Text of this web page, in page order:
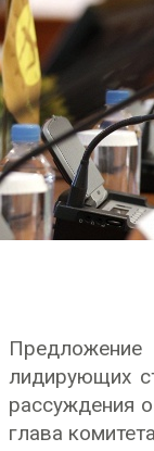
лидирующих
рассуждения
глава